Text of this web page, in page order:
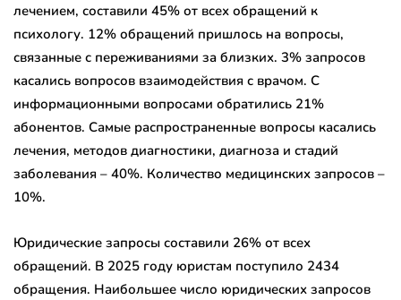
лечением, составили 45% от всех обращений к
психологу. 12% обращений пришлось на вопросы,
связанные с переживаниями за близких. 3% запросов
касались вопросов взаимодействия с врачом. С
информационными вопросами обратились 21%
абонентов. Самые распространенные вопросы касались
лечения, методов диагностики, диагноза и стадий
заболевания – 40%. Количество медицинских запросов –
10%.
Юридические запросы составили 26% от всех
обращений. В 2025 году юристам поступило 2434
обращения. Наибольшее число юридических запросов